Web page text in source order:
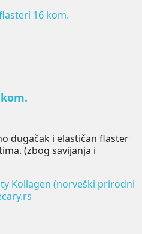
dugačak i elastičan flaster
(zbog savijanja i